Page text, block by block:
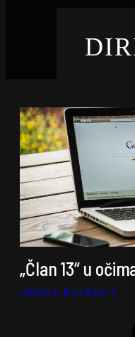
„Član 13“ u
Jelena Đorđević